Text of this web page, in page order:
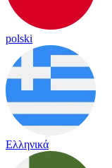
polski
Ελληνικά